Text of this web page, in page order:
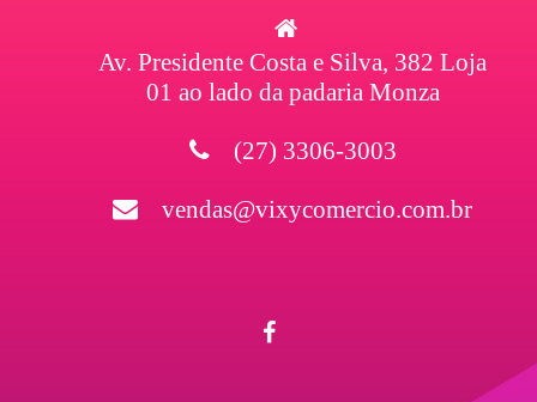
Av. Presidente Costa e Silva, 382 Loja
01 ao lado da padaria Monza
(27) 3306-3003
vendas@vixycomercio.com.br